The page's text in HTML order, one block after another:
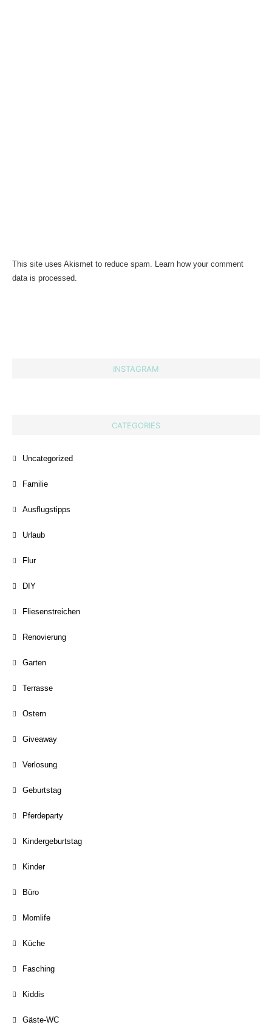
This site uses Akismet to reduce spam. Learn how your comment
data is processed.
INSTAGRAM
CATEGORIES
Uncategorized
Familie
Ausflugstipps
Urlaub
Flur
DIY
Fliesenstreichen
Renovierung
Garten
Terrasse
Ostern
Giveaway
Verlosung
Geburtstag
Pferdeparty
Kindergeburtstag
Kinder
Büro
Momlife
Küche
Fasching
Kiddis
Gäste-WC